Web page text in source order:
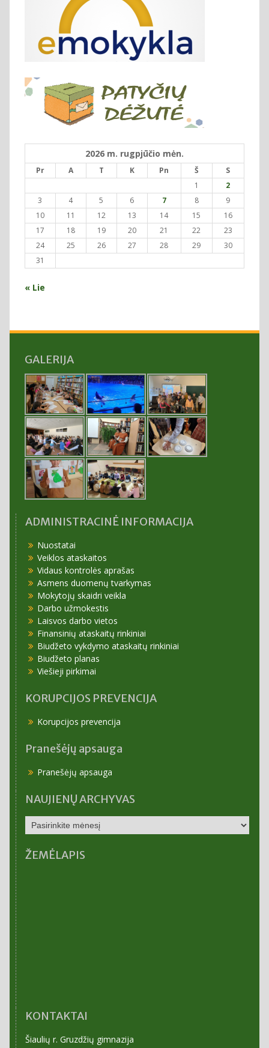
2026 m. rugpjūčio mėn.
Pr A T K Pn Š
S
1
2
3
4 5 6 7 8
9
10
11 12 13 14 15
16
17
18 19 20 21 22
23
24
25 26 27 28 29
30
31
« Lie
GALERIJA
ADMINISTRACINĖ INFORMACIJA
Nuostatai
Veiklos ataskaitos
Vidaus kontrolės aprašas
Asmens duomenų tvarkymas
Mokytojų skaidri veikla
Darbo užmokestis
Laisvos darbo vietos
Finansinių ataskaitų rinkiniai
Biudžeto vykdymo ataskaitų rinkiniai
Biudžeto planas
Viešieji pirkimai
KORUPCIJOS PREVENCIJA
Korupcijos prevencija
Pranešėjų apsauga
Pranešėjų apsauga
NAUJIENŲ ARCHYVAS
NAUJIENŲ
ARCHYVAS
ŽEMĖLAPIS
KONTAKTAI
Šiaulių r. Gruzdžių gimnazija